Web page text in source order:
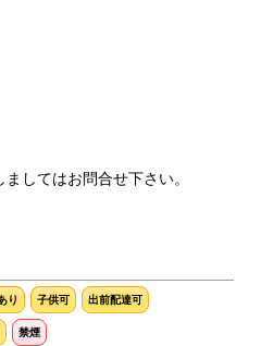
してはお問合せ下さい。
り 子供可 出前配達可
禁煙